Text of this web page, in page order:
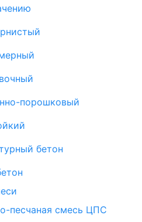
порошковый
бетон
песчаная смесь ЦПС